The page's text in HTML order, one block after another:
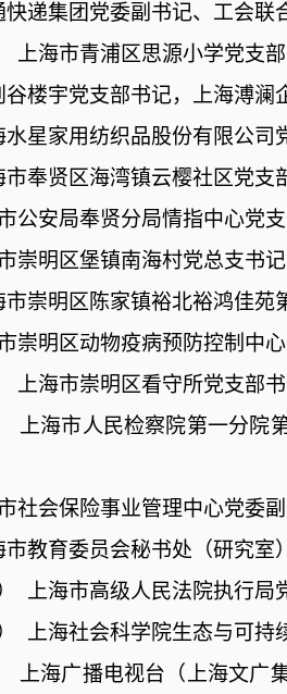
快递集团党委副书记、工会联
上海市青浦区思源小学党支
谷楼宇党支部书记，上海溥澜
水星家用纺织品股份有限公
市奉贤区海湾镇云樱社区党支
市公安局奉贤分局情指中心党
市崇明区堡镇南海村党总支书
市崇明区陈家镇裕北裕鸿佳
市崇明区动物疫病预防控制中
上海市崇明区看守所党支部
上海市人民检察院第一分院
市社会保险事业管理中心党委
市教育委员会秘书处（研究
上海市高级人民法院执行局
上海社会科学院生态与可
上海广播电视台（上海文广